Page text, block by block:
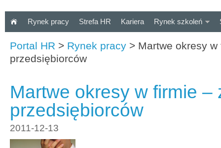
Rynek pracy Strefa HR Kariera Rynek szkoleń
Portal HR > Rynek pracy > Martwe okresy
przedsiębiorców
Martwe okresy w firmie –
przedsiębiorców
2011-12-13